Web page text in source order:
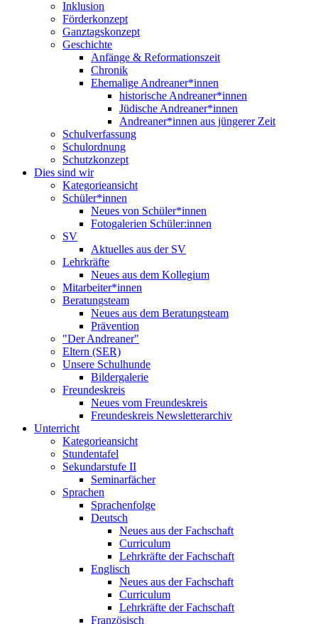
Inklusion
Förderkonzept
Ganztagskonzept
Geschichte
Anfänge & Reformationszeit
Chronik
Ehemalige Andreaner*innen
historische Andreaner*innen
Jüdische Andreaner*innen
Andreaner*innen aus jüngerer Zeit
Schulverfassung
Schulordnung
Schutzkonzept
Dies sind wir
Kategorieansicht
Schüler*innen
Neues von Schüler*innen
Fotogalerien Schüler:innen
SV
Aktuelles aus der SV
Lehrkräfte
Neues aus dem Kollegium
Mitarbeiter*innen
Beratungsteam
Neues aus dem Beratungsteam
Prävention
"Der Andreaner"
Eltern (SER)
Unsere Schulhunde
Bildergalerie
Freundeskreis
Neues vom Freundeskreis
Freundeskreis Newsletterarchiv
Unterricht
Kategorieansicht
Stundentafel
Sekundarstufe II
Seminarfächer
Sprachen
Sprachenfolge
Deutsch
Neues aus der Fachschaft
Curriculum
Lehrkräfte der Fachschaft
Englisch
Neues aus der Fachschaft
Curriculum
Lehrkräfte der Fachschaft
Französisch